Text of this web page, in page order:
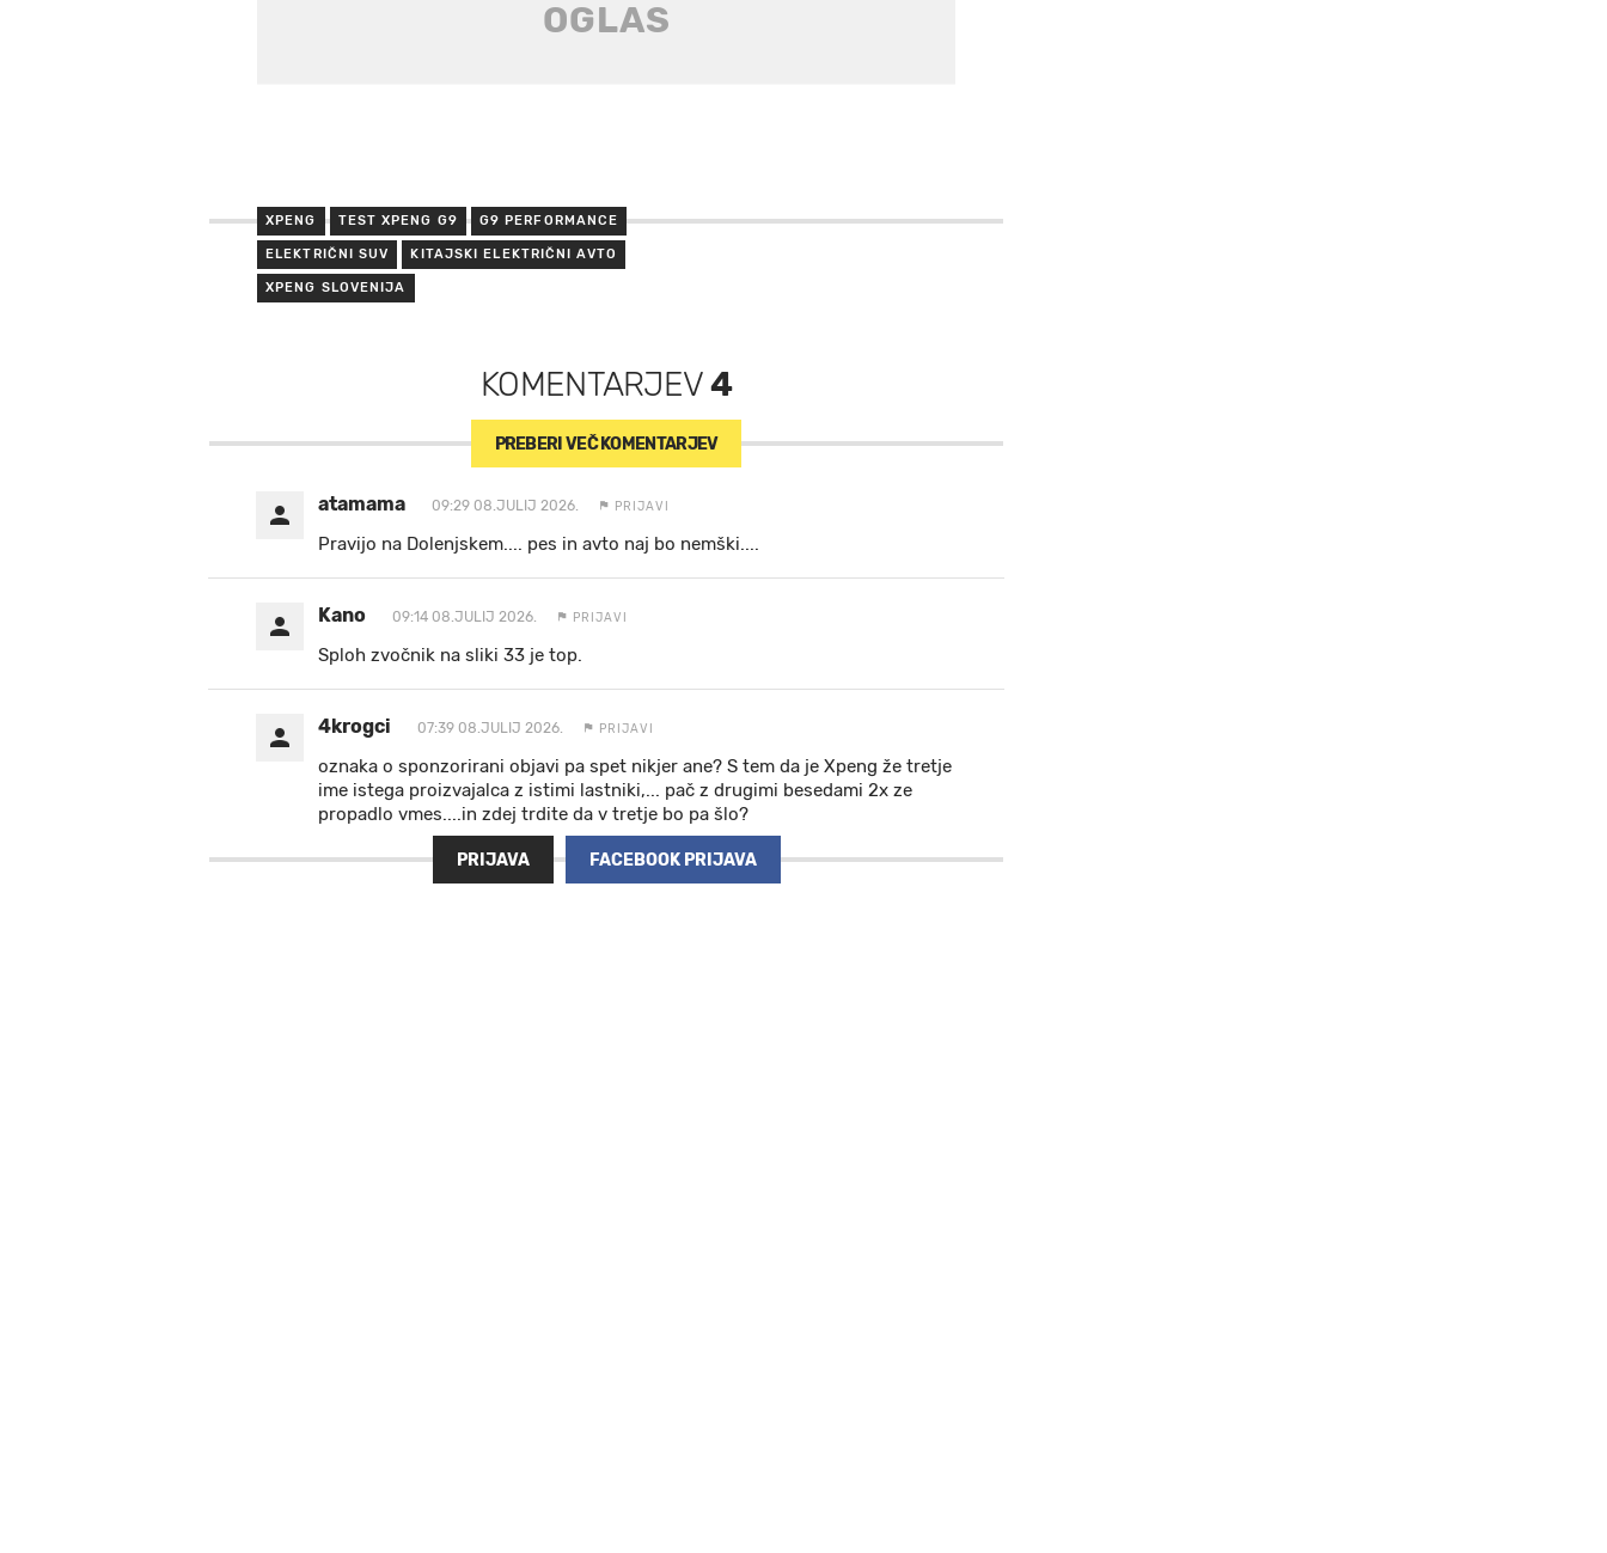
XPENG TEST XPENG G9 G9 PERFORMANCE
ELEKTRIČNI SUV KITAJSKI ELEKTRIČNI AVTO
XPENG SLOVENIJA
KOMENTARJEV4
PREBERI VEČ KOMENTARJEV
atamama 09:29 08.JULIJ 2026. PRIJAVI
Pravijo na Dolenjskem.... pes in avto naj bo nemški....
Kano 09:14 08.JULIJ 2026. PRIJAVI
Sploh zvočnik na sliki 33 je top.
4krogci 07:39 08.JULIJ 2026. PRIJAVI
oznaka o sponzorirani objavi pa spet nikjer ane? S tem da je Xpeng že tretje
ime istega proizvajalca z istimi lastniki,... pač z drugimi besedami 2x ze
propadlo vmes....in zdej trdite da v tretje bo pa šlo?
PRIJAVA FACEBOOK PRIJAVA